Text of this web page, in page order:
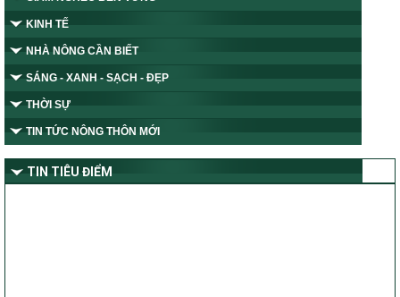
KINH TẾ
NHÀ NÔNG CẦN BIẾT
SÁNG - XANH - SẠCH - ĐẸP
THỜI SỰ
TIN TỨC NÔNG THÔN MỚI
TIN TIÊU ĐIỂM